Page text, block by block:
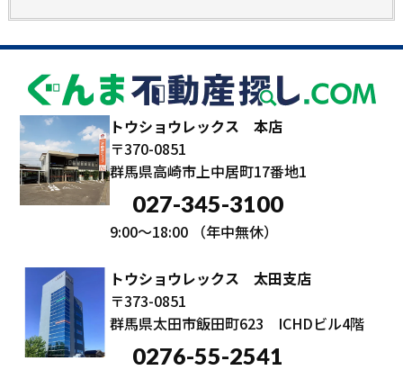
トウショウレックス 本店
〒370-0851
群馬県高崎市上中居町17番地1
027-345-3100
9:00～18:00 （年中無休）
トウショウレックス 太田支店
〒373-0851
群馬県太田市飯田町623 ICHDビル4階
0276-55-2541